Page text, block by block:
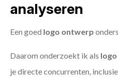
analyseren
Een goed logo ontwerp
Daarom onderzoekt ik als
je directe concurrenten,